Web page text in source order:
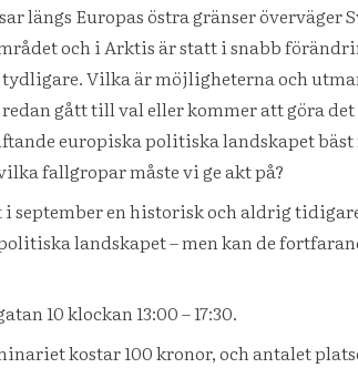
längs Europas östra gränser överväger
och i Arktis är statt i snabb
Vilka är möjligheterna och
gått till val eller kommer att göra
europiska politiska landskapet
fallgropar måste vi ge akt på?
september en historisk och aldrig
landskapet – men kan de
10 klockan 13:00 – 17:30.
kostar 100 kronor, och antalet